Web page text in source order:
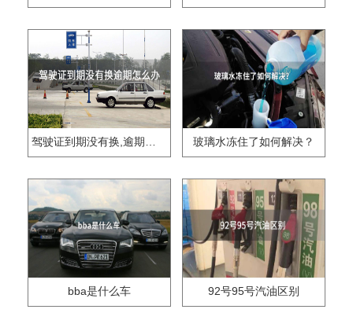
驾驶证到期没有换,逾期怎么办?? 玻璃水冻住了如何解决？
bba是什么车 92号95号汽油区别